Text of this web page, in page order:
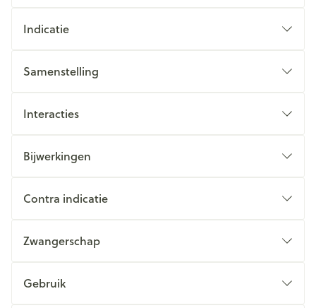
Indicatie
Samenstelling
Interacties
Bijwerkingen
Contra indicatie
Zwangerschap
Gebruik